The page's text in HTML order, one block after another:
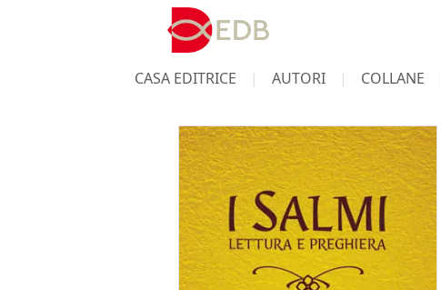
CASA EDITRICE AUTORI COLLANE